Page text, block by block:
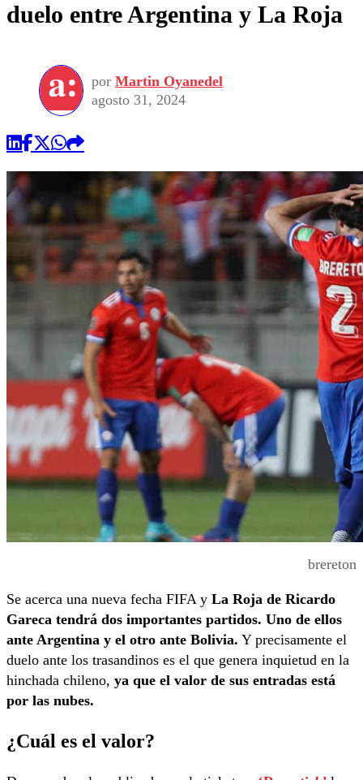
duelo entre Argentina y La Roja
por Martin Oyanedel
agosto 31, 2024
brereton
Se acerca una nueva fecha FIFA y La Roja de Ricardo
Gareca tendrá dos importantes partidos. Uno de ellos
ante Argentina y el otro ante Bolivia. Y precisamente el
duelo ante los trasandinos es el que genera inquietud en la
hinchada chileno, ya que el valor de sus entradas está
por las nubes.
¿Cuál es el valor?